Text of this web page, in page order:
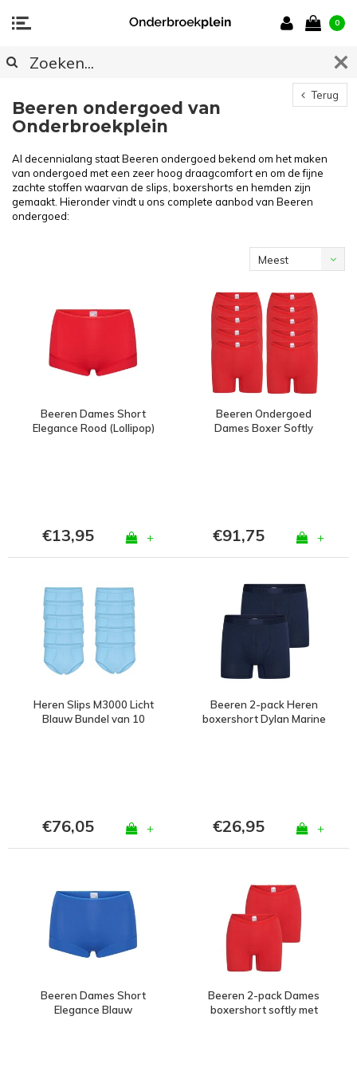
0
Terug
Beeren ondergoed van
Onderbroekplein
Al decennialang staat Beeren ondergoed bekend om het maken
van ondergoed met een zeer hoog draagcomfort en om de fijne
zachte stoffen waarvan de slips, boxershorts en hemden zijn
gemaakt. Hieronder vindt u ons complete aanbod van Beeren
ondergoed:
Meest
Beeren Dames Short
Elegance Rood (Lollipop)
€13,95 +
Beeren Ondergoed
Dames Boxer Softly
€91,75 +
Heren Slips M3000 Licht
Blauw Bundel van 10
€76,05 +
Beeren 2-pack Heren
boxershort Dylan Marine
€26,95 +
Beeren Dames Short
Elegance Blauw
Beeren 2-pack Dames
boxershort softly met